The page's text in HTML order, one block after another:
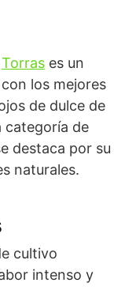
Torras es un
los mejores
de dulce de
categoría de
destaca por su
naturales.
cultivo
intenso y